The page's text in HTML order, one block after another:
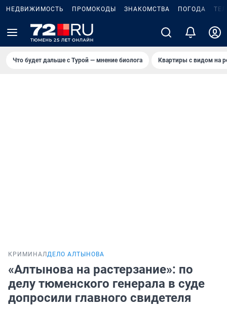
НЕДВИЖИМОСТЬ ПРОМОКОДЫ ЗНАКОМСТВА ПОГОДА
Что будет дальше с Турой — мнение биолога Квартиры с видом на
КРИМИНАЛДЕЛО АЛТЫНОВА
«Алтынова на растерзание»: по
делу тюменского генерала в суде
допросили главного свидетеля